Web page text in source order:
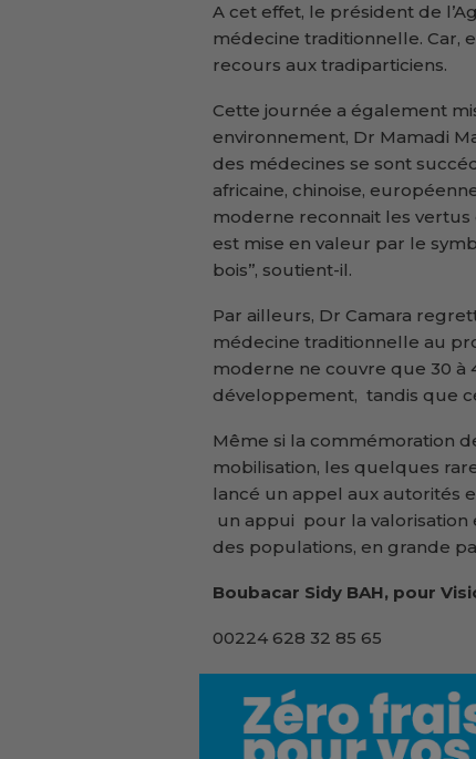
A cet effet, le président de
médecine traditionnelle. Car,
recours aux tradiparticiens.
Cette journée a également
environnement, Dr Mamadi
des médecines se sont
africaine, chinoise,
moderne reconnait les
est mise en valeur par le
bois’’, soutient-il.
Par ailleurs, Dr Camara
médecine traditionnelle au
moderne ne couvre que 30 à
développement, tandis que
Même si la commémoration
mobilisation, les quelques
lancé un appel aux autorités
un appui pour la
des populations, en grande
Boubacar Sidy BAH, pour
00224 628 32 85 65